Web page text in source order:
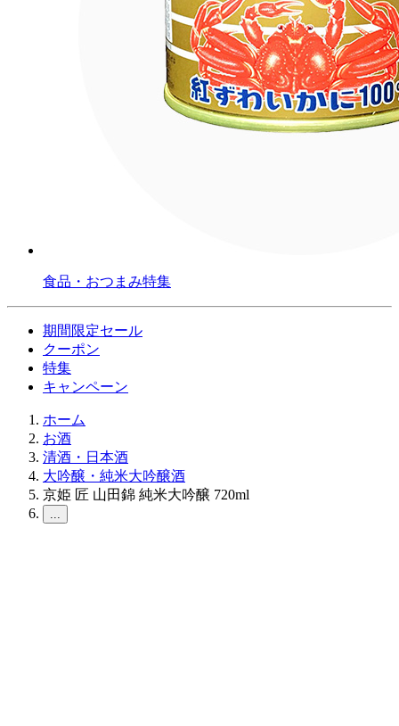
食品・おつまみ特集
期間限定セール
クーポン
特集
キャンペーン
ホーム
お酒
清酒・日本酒
大吟醸・純米大吟醸酒
京姫 匠 山田錦 純米大吟醸 720ml
...